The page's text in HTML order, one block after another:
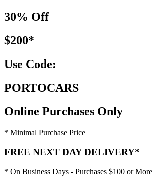
30% Off
$200*
Use Code:
PORTOCARS
Online Purchases Only
* Minimal Purchase Price
FREE NEXT DAY DELIVERY*
* On Business Days - Purchases $100 or More